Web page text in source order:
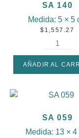
SA 140
Medida: 5 × 5
$ 1,557.27
AÑADIR AL
SA 059
Medida: 13 × 4